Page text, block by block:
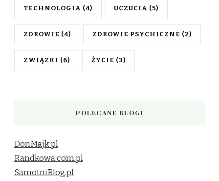
TECHNOLOGIA (4) UCZUCIA (5)
ZDROWIE (4) ZDROWIE PSYCHICZNE (2)
ZWIĄZKI (6) ŻYCIE (3)
POLECANE BLOGI
DonMajk.pl
Randkowa.com.pl
SamotniBlog.pl